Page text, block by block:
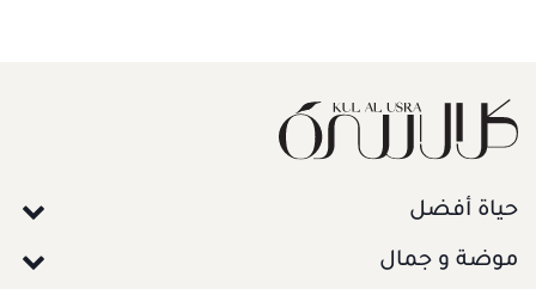
حياة أفضل
موضة و جمال